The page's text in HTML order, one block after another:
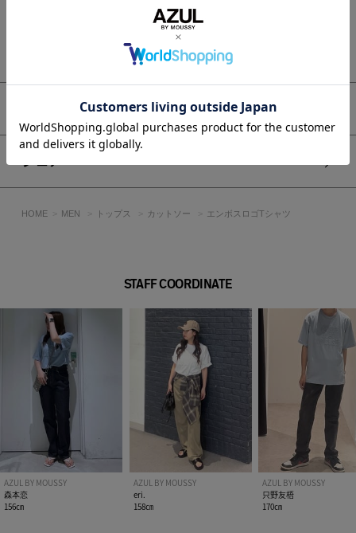
ライトブラック・ホワイトはミニマルな着こなしでロゴの立体
感を引き立てるのが◎。
ブルーは淡色デニムやカーキボトムとも好相性です。
やや厚手でしっかりとしたコシのある生地感が特徴です。
ドライでざっくりとした風合いでありながら、柔らかく肌触り
が良いのが最大の魅力です。
透け感：なし
■モデル身長182cm（Lサイズ着用）
[注意事項]
※画像の商品はサンプルです。実際の商品と仕様、加工が若干
異なる場合があります。
※画像の商品は光の照射や角度、お使いのモニター環境によ
り、実物と色味が異なる場合がございます。
※着用、お取り扱いの際は、アテンションタグをご確認くださ
い。
もっと見る
アイテムサイズ
シェア
HOME MEN トップス カットソー エンボスロゴTシャツ
STAFF COORDINATE
AZUL BY MOUSSY
森本恋
156㎝
AZUL BY MOUSSY
eri.
158㎝
AZUL BY MOUSSY
只野友梧
170㎝